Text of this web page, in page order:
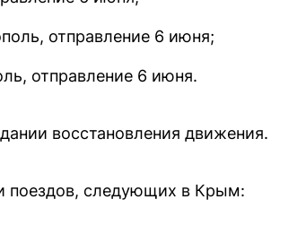
отправление 6 июня;
отправление 6 июня.
восстановления движения.
поездов, следующих в Крым: